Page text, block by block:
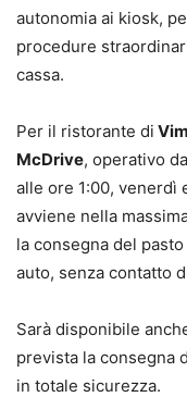
autonomia ai kiosk,
procedure
cassa.
Per il ristorante di
McDrive, operativo
alle ore 1:00, venerdì
avviene nella
la consegna del
auto, senza contatto
Sarà disponibile
prevista la consegna
in totale sicurezza.